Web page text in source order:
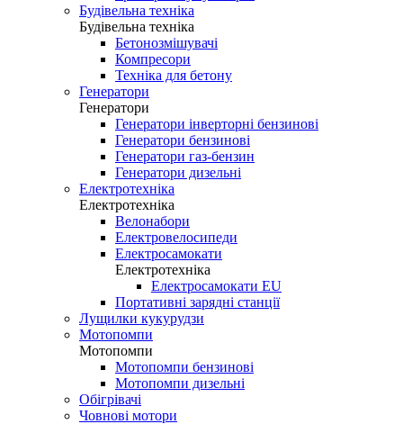
Будівельна техніка
Будівельна техніка
Бетонозмішувачі
Компресори
Техніка для бетону
Генератори
Генератори
Генератори інверторні бензинові
Генератори бензинові
Генератори газ-бензин
Генератори дизельні
Електротехніка
Електротехніка
Велонабори
Електровелосипеди
Електросамокати
Електротехніка
Електросамокати EU
Портативні зарядні станції
Лущилки кукурудзи
Мотопомпи
Мотопомпи
Мотопомпи бензинові
Мотопомпи дизельні
Обігрівачі
Човнові мотори